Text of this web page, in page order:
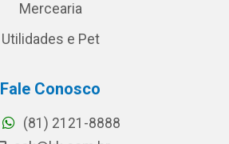
Mercearia
Utilidades e Pet
Fale Conosco
(81) 2121-8888